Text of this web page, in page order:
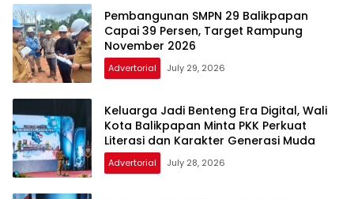
Pembangunan SMPN 29 Balikpapan
Capai 39 Persen, Target Rampung
November 2026
Advertorial July 29, 2026
Keluarga Jadi Benteng Era Digital, Wali
Kota Balikpapan Minta PKK Perkuat
Literasi dan Karakter Generasi Muda
Advertorial July 28, 2026